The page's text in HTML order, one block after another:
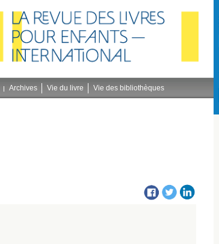
Archives Vie du livre Vie des bibliothèques